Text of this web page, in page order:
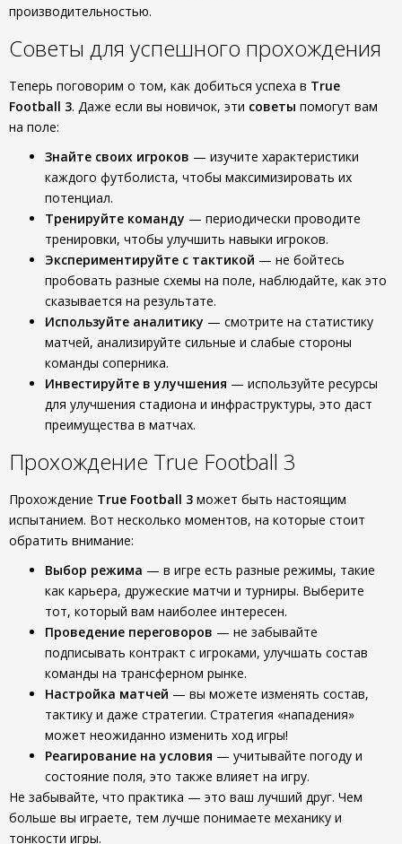
производительностью.
Советы для успешного прохождения
Теперь поговорим о том, как добиться успеха в True
Football 3. Даже если вы новичок, эти советы помогут вам
на поле:
Знайте своих игроков — изучите характеристики
каждого футболиста, чтобы максимизировать их
потенциал.
Тренируйте команду — периодически проводите
тренировки, чтобы улучшить навыки игроков.
Экспериментируйте с тактикой — не бойтесь
пробовать разные схемы на поле, наблюдайте, как это
сказывается на результате.
Используйте аналитику — смотрите на статистику
матчей, анализируйте сильные и слабые стороны
команды соперника.
Инвестируйте в улучшения — используйте ресурсы
для улучшения стадиона и инфраструктуры, это даст
преимущества в матчах.
Прохождение True Football 3
Прохождение True Football 3 может быть настоящим
испытанием. Вот несколько моментов, на которые стоит
обратить внимание:
Выбор режима — в игре есть разные режимы, такие
как карьера, дружеские матчи и турниры. Выберите
тот, который вам наиболее интересен.
Проведение переговоров — не забывайте
подписывать контракт с игроками, улучшать состав
команды на трансферном рынке.
Настройка матчей — вы можете изменять состав,
тактику и даже стратегии. Стратегия «нападения»
может неожиданно изменить ход игры!
Реагирование на условия — учитывайте погоду и
состояние поля, это также влияет на игру.
Не забывайте, что практика — это ваш лучший друг. Чем
больше вы играете, тем лучше понимаете механику и
тонкости игры.